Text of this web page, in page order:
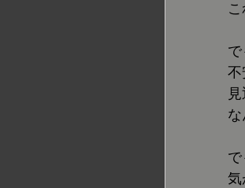
で
不
気